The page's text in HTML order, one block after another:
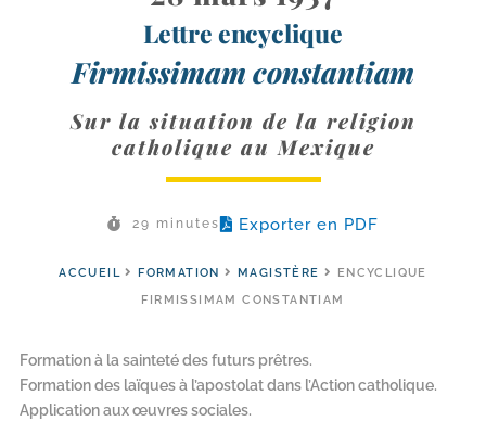
Lettre encyclique
Firmissimam constantiam
Sur la situation de la religion
catholique au Mexique
29 minutes Exporter en PDF
ACCUEIL FORMATION MAGISTÈRE
ENCYCLIQUE
FIRMISSIMAM CONSTANTIAM
Formation à la sainteté des futurs prêtres.
Formation des laïques à l’apostolat dans l’Action catholique.
Application aux œuvres sociales.